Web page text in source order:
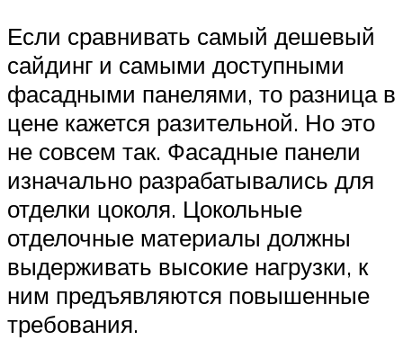
Если сравнивать самый дешевый
сайдинг и самыми доступными
фасадными панелями, то разница в
цене кажется разительной. Но это
не совсем так. Фасадные панели
изначально разрабатывались для
отделки цоколя. Цокольные
отделочные материалы должны
выдерживать высокие нагрузки, к
ним предъявляются повышенные
требования.